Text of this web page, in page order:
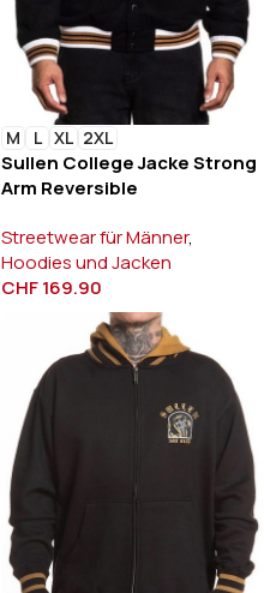
M L XL 2XL
Sullen College Jacke Strong
Arm Reversible
Streetwear für Männer,
Hoodies und Jacken
CHF169.90